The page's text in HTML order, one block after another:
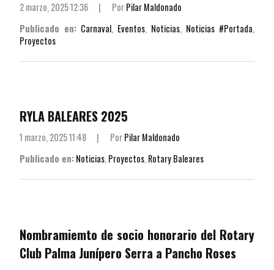
2 marzo, 2025 12:36 | PorPilar Maldonado
Publicado en: Carnaval, Eventos, Noticias, Noticias #Portada,
Proyectos
RYLA BALEARES 2025
1 marzo, 2025 11:48 | PorPilar Maldonado
Publicado en:Noticias, Proyectos, Rotary Baleares
Nombramiemto de socio honorario del Rotary
Club Palma Junípero Serra a Pancho Roses